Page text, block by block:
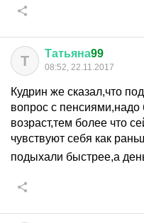
Т Татьяна99
08:52, 22.11.2017
Кудрин же сказал,что
вопрос с пенсиями,надо
возраст,тем более что
чувствуют себя как
подыхали быстрее,а